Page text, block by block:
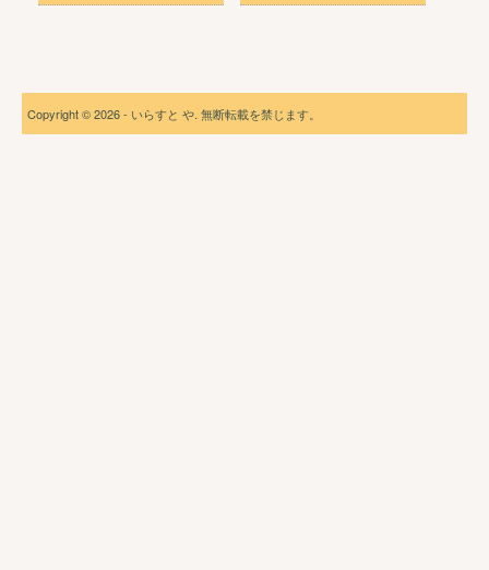
Copyright © 2026 - いらすと や. 無断転載を禁じます。